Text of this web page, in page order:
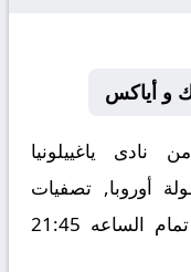
و أياكس
08-22 كلا من نادى ياغييلونيا
أوروبا, تصفيات
الدوري الاوروبي – بلاي اوف فى تمام الساعه 21:45